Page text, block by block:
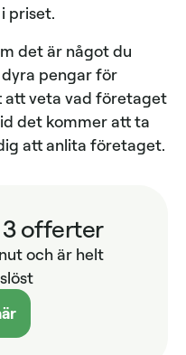
priset.
det är något du
pengar för
att veta vad företaget
det kommer att ta
att anlita företaget.
3 offerter
och är helt